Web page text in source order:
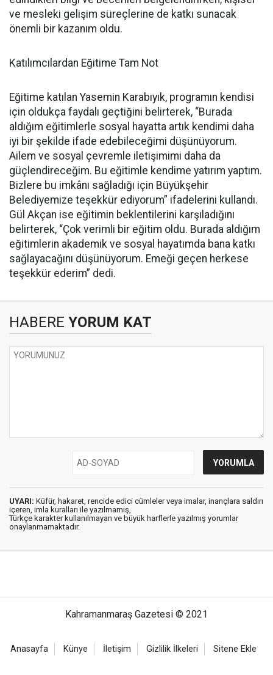
ve mesleki gelişim süreçlerine de katkı sunacak
önemli bir kazanım oldu.
Katılımcılardan Eğitime Tam Not
Eğitime katılan Yasemin Karabıyık, programın kendisi
için oldukça faydalı geçtiğini belirterek, “Burada
aldığım eğitimlerle sosyal hayatta artık kendimi daha
iyi bir şekilde ifade edebileceğimi düşünüyorum.
Ailem ve sosyal çevremle iletişimimi daha da
güçlendireceğim. Bu eğitimle kendime yatırım yaptım.
Bizlere bu imkânı sağladığı için Büyükşehir
Belediyemize teşekkür ediyorum” ifadelerini kullandı.
Gül Akçan ise eğitimin beklentilerini karşıladığını
belirterek, “Çok verimli bir eğitim oldu. Burada aldığım
eğitimlerin akademik ve sosyal hayatımda bana katkı
sağlayacağını düşünüyorum. Emeği geçen herkese
teşekkür ederim” dedi.
HABERE YORUM KAT
UYARI: Küfür, hakaret, rencide edici cümleler veya imalar, inançlara saldırı
içeren, imla kuralları ile yazılmamış,
Türkçe karakter kullanılmayan ve büyük harflerle yazılmış yorumlar
onaylanmamaktadır.
Kahramanmaraş Gazetesi © 2021
Anasayfa Künye İletişim Gizlilik İlkeleri Sitene Ekle